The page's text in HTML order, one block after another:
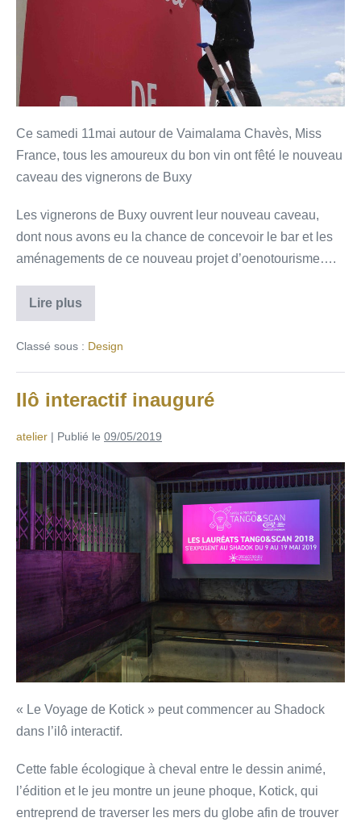
Ce samedi 11mai autour de Vaimalama Chavès, Miss
France, tous les amoureux du bon vin ont fêté le nouveau
caveau des vignerons de Buxy
Les vignerons de Buxy ouvrent leur nouveau caveau,
dont nous avons eu la chance de concevoir le bar et les
aménagements de ce nouveau projet d’oenotourisme….
Lire plus
Classé sous : Design
Ilô interactif inauguré
atelier | Publié le 09/05/2019
« Le Voyage de Kotick » peut commencer au Shadock
dans l’ilô interactif.
Cette fable écologique à cheval entre le dessin animé,
l’édition et le jeu montre un jeune phoque, Kotick, qui
entreprend de traverser les mers du globe afin de trouver